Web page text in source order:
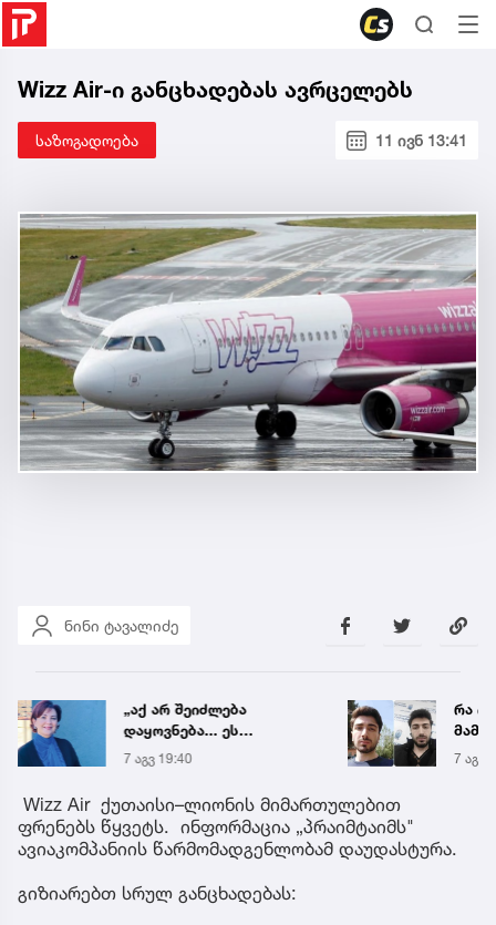
Wizz Air-ი განცხადებას ავრცელებს
საზოგადოება 11 ივნ 13:41
ნინი ტავალიძე
„აქ არ შეიძლება
დაყოვნება... ეს
დაავადება ყალიბდება 72
საათში“ - ექიმის
საგანგებო გაფრთხილება
7 აგვ 19:40
რა
7 აგვ
Wizz Air ქუთაისი–ლიონის მიმართულებით
ფრენებს წყვეტს. ინფორმაცია „პრაიმტაიმს"
ავიაკომპანიის წარმომადგენლობამ დაუდასტურა.
გიზიარებთ სრულ განცხადებას: